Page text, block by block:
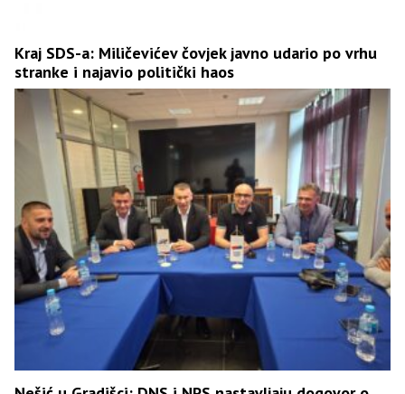
Kraj SDS-a: Miličevićev čovjek javno udario po vrhu
stranke i najavio politički haos